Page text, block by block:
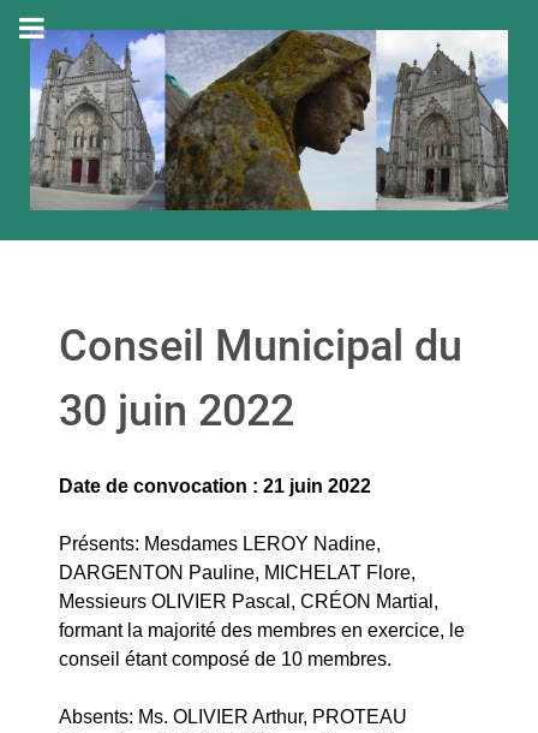
Conseil Municipal du
30 juin 2022
Date de convocation : 21 juin 2022
Présents: Mesdames LEROY Nadine,
DARGENTON Pauline, MICHELAT Flore,
Messieurs OLIVIER Pascal, CRÉON Martial,
formant la majorité des membres en exercice, le
conseil étant composé de 10 membres.
Absents: Ms. OLIVIER Arthur, PROTEAU